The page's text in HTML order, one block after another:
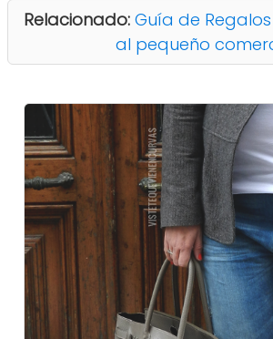
Relacionado: Guía de
al pequeño